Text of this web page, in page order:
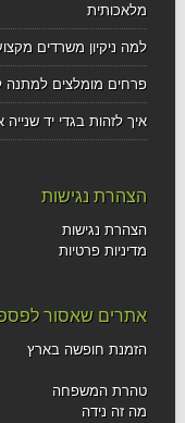
מלאכותית
למה ניקיון משרדים
פרחים מומלצים למתנה
איך לזהות בגדי יד שנייה
הצהרת נגישות
הצהרת נגישות
מדיניות פרטיות
אתרים שאסור
הזמנת חופשה בארץ
טהרת המשפחה
מה זה נידה